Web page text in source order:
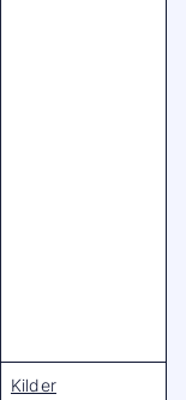
Kilder